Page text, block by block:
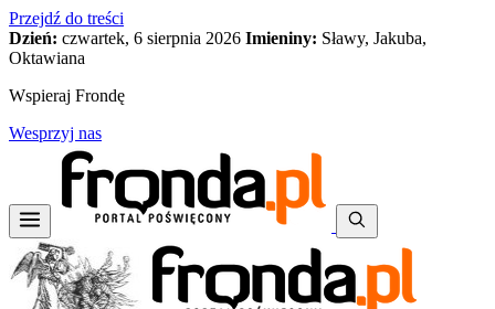
Przejdź do treści
Dzień: czwartek, 6 sierpnia 2026 Imieniny: Sławy, Jakuba,
Oktawiana
Wspieraj Frondę
Wesprzyj nas